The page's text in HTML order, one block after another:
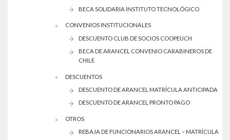
BECA SOLIDARIA INSTITUTO TECNOLÓGICO
CONVENIOS INSTITUCIONALES
DESCUENTO CLUB DE SOCIOS COOPEUCH
BECA DE ARANCEL CONVENIO CARABINEROS DE
CHILE
DESCUENTOS
DESCUENTO DE ARANCEL MATRÍCULA ANTICIPADA
DESCUENTO DE ARANCEL PRONTO PAGO
OTROS
REBAJA DE FUNCIONARIOS ARANCEL – MATRÍCULA